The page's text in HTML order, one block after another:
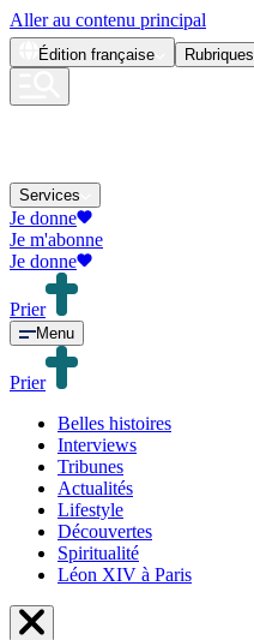
Aller au contenu principal
Édition française Rubriques
Services
Je donne
Je m'abonne
Je donne
Prier
Menu
Prier
Belles histoires
Interviews
Tribunes
Actualités
Lifestyle
Découvertes
Spiritualité
Léon XIV à Paris